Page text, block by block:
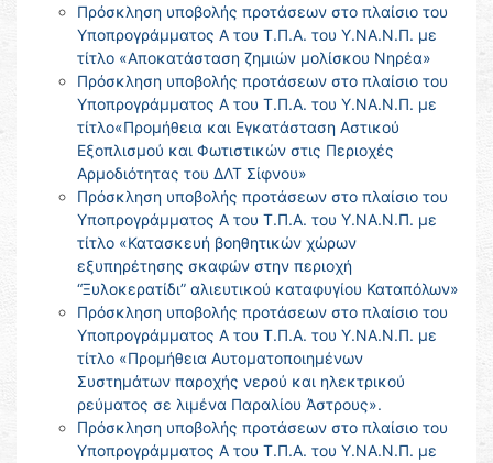
Πρόσκληση υποβολής προτάσεων στο πλαίσιο του
Υποπρογράμματος Α του Τ.Π.Α. του Υ.ΝΑ.Ν.Π. με
τίτλο «Αποκατάσταση ζημιών μολίσκου Νηρέα»
Πρόσκληση υποβολής προτάσεων στο πλαίσιο του
Υποπρογράμματος Α του Τ.Π.Α. του Υ.ΝΑ.Ν.Π. με
τίτλο«Προμήθεια και Εγκατάσταση Αστικού
Εξοπλισμού και Φωτιστικών στις Περιοχές
Αρμοδιότητας του ΔΛΤ Σίφνου»
Πρόσκληση υποβολής προτάσεων στο πλαίσιο του
Υποπρογράμματος Α του Τ.Π.Α. του Υ.ΝΑ.Ν.Π. με
τίτλο «Κατασκευή βοηθητικών χώρων
εξυπηρέτησης σκαφών στην περιοχή
“Ξυλοκερατίδι” αλιευτικού καταφυγίου Καταπόλων»
Πρόσκληση υποβολής προτάσεων στο πλαίσιο του
Υποπρογράμματος Α του Τ.Π.Α. του Υ.ΝΑ.Ν.Π. με
τίτλο «Προμήθεια Αυτοματοποιημένων
Συστημάτων παροχής νερού και ηλεκτρικού
ρεύματος σε λιμένα Παραλίου Άστρους».
Πρόσκληση υποβολής προτάσεων στο πλαίσιο του
Υποπρογράμματος Α του Τ.Π.Α. του Υ.ΝΑ.Ν.Π. με